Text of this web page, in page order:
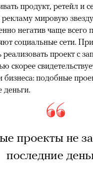
продукт, ретейл и
рекламу мировую
негатив чаще всего
социальные сети.
проект с
скорее
бизнеса: подобные
деньги.
проекты не
последние